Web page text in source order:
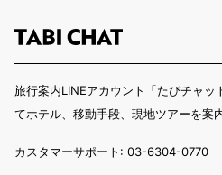
旅行案内LINEアカウント「たびチャ
てホテル、移動手段、現地ツアーを案
カスタマーサポート: 03-6304-0770